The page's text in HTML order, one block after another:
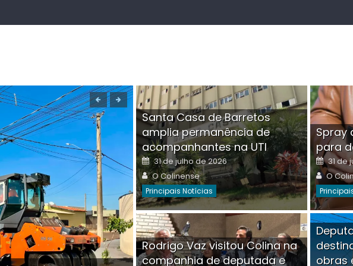
Boutique na Av. Ângelo
invadida por criminoso
Posted
30 de julho de 2026 Author
O Colinense
Santa Casa de Barretos
amplia permanência de
acompanhantes na UTI
Posted
on
31 de julho de 2026
Author
O Colinense
Principais Notícias
Spray
para
Posted
on
31 de
Author
O
Rodrigo Vaz visitou Colina na
companhia de deputada e
obras